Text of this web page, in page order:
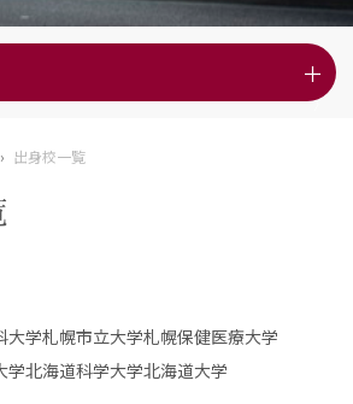
出身校一覧
大学札幌市立大学札幌保健医療大学
学北海道科学大学北海道大学